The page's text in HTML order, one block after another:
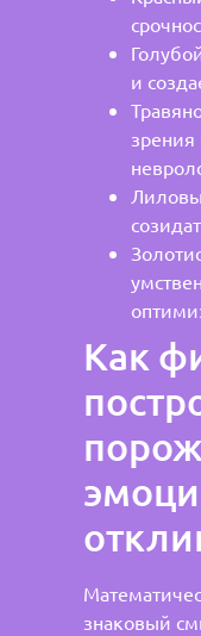
и
зрения
Как
знаковый